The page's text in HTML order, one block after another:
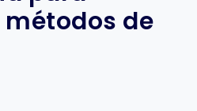
de